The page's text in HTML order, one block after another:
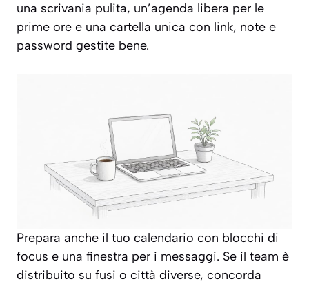
una scrivania pulita, un’agenda libera per le
prime ore e una cartella unica con link, note e
password gestite bene.
Prepara anche il tuo calendario con blocchi di
focus e una finestra per i messaggi. Se il team è
distribuito su fusi o città diverse, concorda